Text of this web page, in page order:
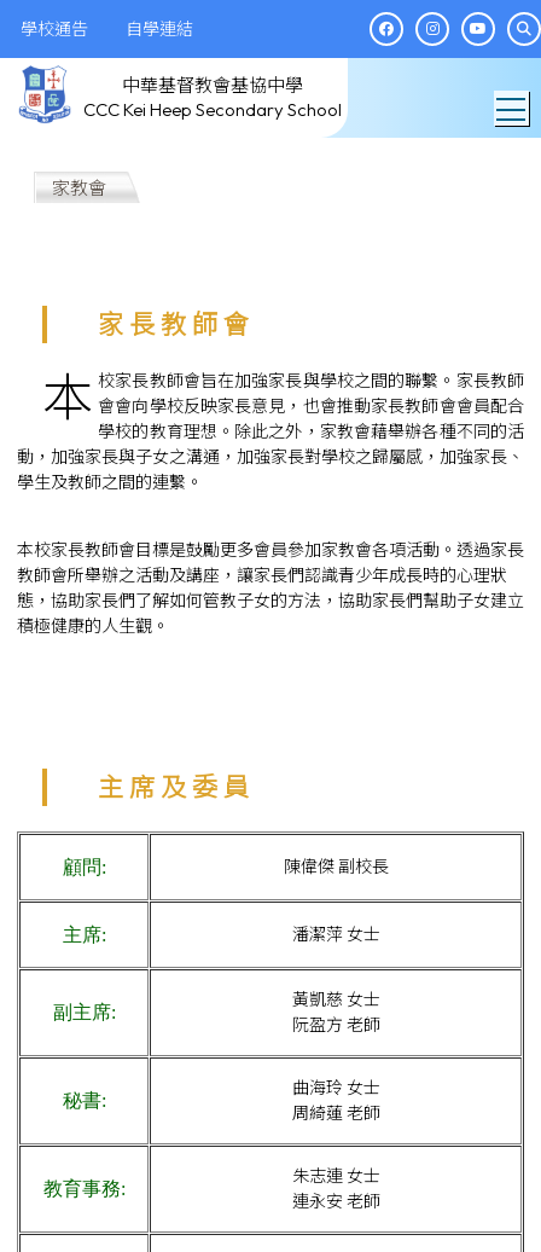
學校通告 自學連結
中華基督教會基協中學
CCC Kei Heep Secondary School
家教會
家 長 教 師 會
本 校家長教師會旨在加強家長與學校之間的聯繫。家長教師
會會向學校反映家長意見，也會推動家長教師會會員配合
學校的教育理想。除此之外，家教會藉舉辦各種不同的活
動，加強家長與子女之溝通，加強家長對學校之歸屬感，加強家長、
學生及教師之間的連繫。
本校家長教師會目標是鼓勵更多會員參加家教會各項活動。透過家長
教師會所舉辦之活動及講座，讓家長們認識青少年成長時的心理狀
態，協助家長們了解如何管教子女的方法，協助家長們幫助子女建立
積極健康的人生觀。
主 席 及 委 員
顧問: 陳偉傑 副校長
主席: 潘潔萍 女士
副主席:
黃凱慈 女士
阮盈方 老師
秘書:
曲海玲 女士
周綺蓮 老師
教育事務:
朱志連 女士
連永安 老師